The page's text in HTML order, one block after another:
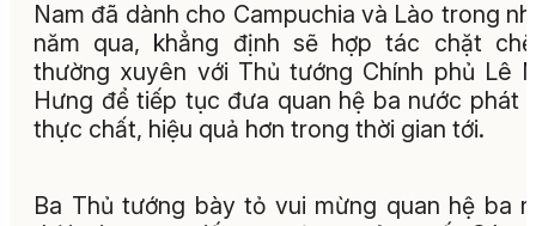
Nam đã dành cho Campuchia và Lào trong
năm qua, khẳng định sẽ hợp tác chặt
thường xuyên với Thủ tướng Chính phủ Lê
Hưng để tiếp tục đưa quan hệ ba nước phát
thực chất, hiệu quả hơn trong thời gian tới.
Ba Thủ tướng bày tỏ vui mừng quan hệ ba